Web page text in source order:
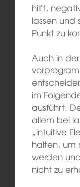
hilft,
lassen und
Punkt zu
Auch in
im
ausführt.
allem bei
„intuitive
halten, um
werden
nicht zu